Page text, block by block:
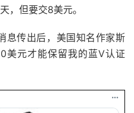
，但要交8美元。
息传出后，美国知名作家斯
美元才能保留我的蓝V认证